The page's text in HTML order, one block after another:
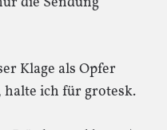
Klage als Opfer
ich für grotesk.